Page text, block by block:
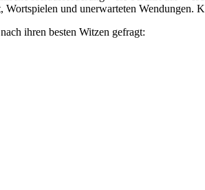
und unerwarteten Wendungen.
ihren besten Witzen gefragt: